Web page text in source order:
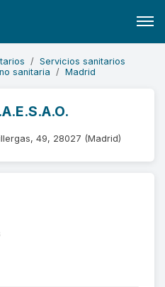
Servicios sanitarios
sanitaria
Madrid
49, 28027 (Madrid)